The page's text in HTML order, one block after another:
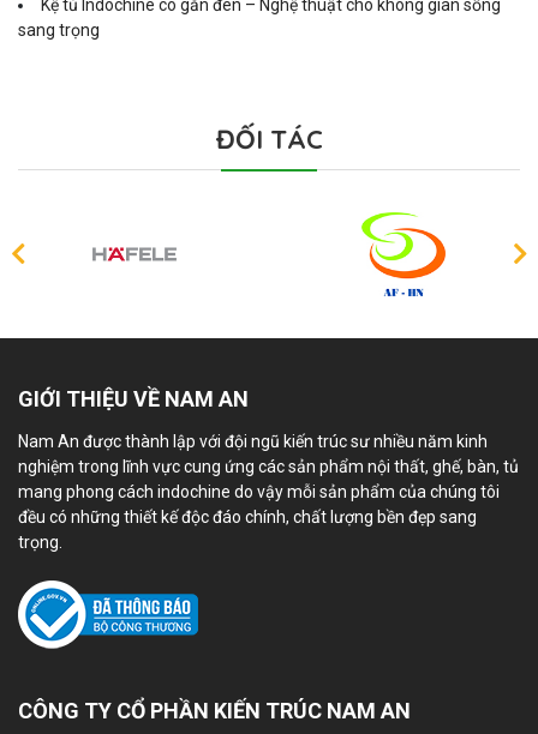
Kệ tủ Indochine có gắn đèn – Nghệ thuật cho không gian sống
sang trọng
ĐỐI TÁC
GIỚI THIỆU VỀ NAM AN
Nam An được thành lập với đội ngũ kiến trúc sư nhiều năm kinh
nghiệm trong lĩnh vực cung ứng các sản phẩm nội thất, ghế, bàn, tủ
mang phong cách indochine do vậy mỗi sản phẩm của chúng tôi
đều có những thiết kế độc đáo chính, chất lượng bền đẹp sang
trọng.
CÔNG TY CỔ PHẦN KIẾN TRÚC NAM AN